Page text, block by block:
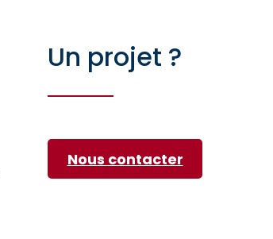
Un projet ?
Nous contacter